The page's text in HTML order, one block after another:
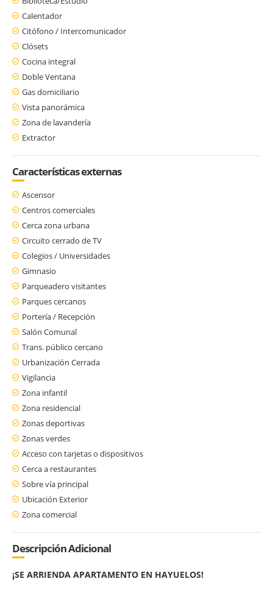
Calentador
Citófono / Intercomunicador
Clósets
Cocina integral
Doble Ventana
Gas domiciliario
Vista panorámica
Zona de lavandería
Extractor
Características externas
Ascensor
Centros comerciales
Cerca zona urbana
Circuito cerrado de TV
Colegios / Universidades
Gimnasio
Parqueadero visitantes
Parques cercanos
Portería / Recepción
Salón Comunal
Trans. público cercano
Urbanización Cerrada
Vigilancia
Zona infantil
Zona residencial
Zonas deportivas
Zonas verdes
Acceso con tarjetas o dispositivos
Cerca a restaurantes
Sobre vía principal
Ubicación Exterior
Zona comercial
Descripción Adicional
¡SE ARRIENDA APARTAMENTO EN HAYUELOS!